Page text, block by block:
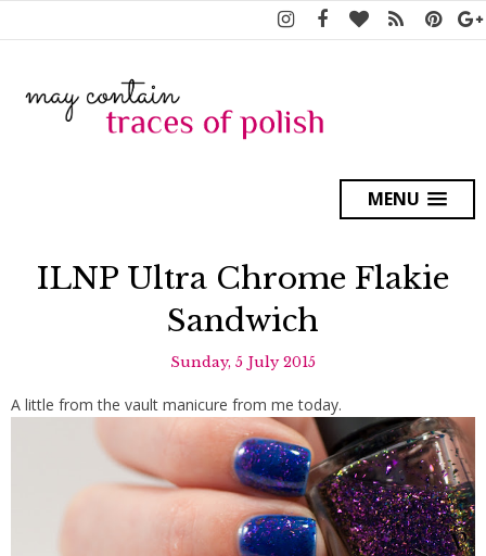
MENU
ILNP Ultra Chrome Flakie
Sandwich
Sunday, 5 July 2015
A little from the vault manicure from me today.